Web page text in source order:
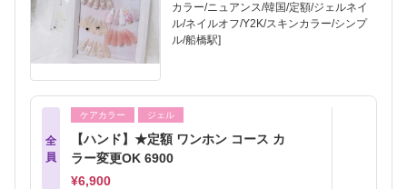
カラー/ニュアンス/韓国/定額/ジェルネイ
ル/ネイルオフ/Y2K/スキンカラー/シンプ
ル/船橋駅]
全
員
ケアカラー ジェル
【ハンド】★定額 ワンホン コース カ
ラー変更OK 6900
¥6,900